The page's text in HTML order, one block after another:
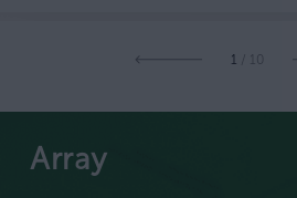
1 / 10
Array